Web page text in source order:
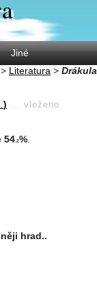
Jiné
> Literatura > Drákula
) ... vloženo
54 .2%
hrad..